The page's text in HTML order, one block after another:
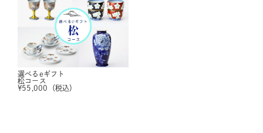
選べるeギフト
松コース
¥55,000 （税込）